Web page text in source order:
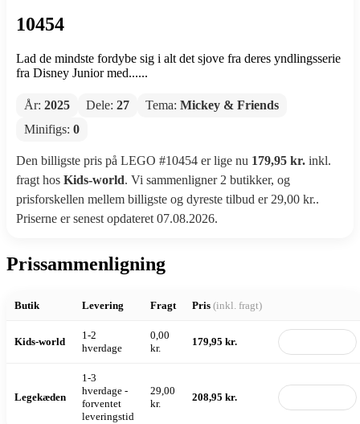
10454
Lad de mindste fordybe sig i alt det sjove fra deres yndlingsserie
fra Disney Junior med......
År: 2025 Dele: 27 Tema: Mickey & Friends
Minifigs: 0
Den billigste pris på LEGO #10454 er lige nu 179,95 kr. inkl.
fragt hos Kids-world. Vi sammenligner 2 butikker, og
prisforskellen mellem billigste og dyreste tilbud er 29,00 kr..
Priserne er senest opdateret 07.08.2026.
Prissammenligning
Butik Levering Fragt Pris (inkl. fragt)
Kids-world
1-2
hverdage
0,00
kr.
179,95 kr.
Legekæden
1-3
hverdage -
forventet
leveringstid
29,00
kr.
208,95 kr.